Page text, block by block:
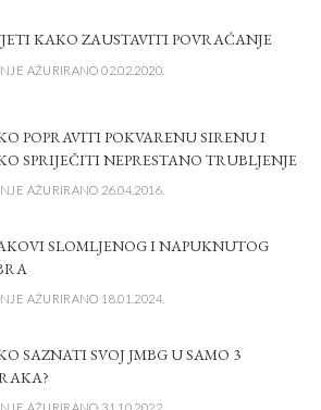
KAKO ZAUSTAVITI POVRAĆANJE
AŽURIRANO 02.02.2020.
POPRAVITI POKVARENU SIRENU I
SPRIJEČITI NEPRESTANO TRUBLJENJE
AŽURIRANO 26.04.2016.
SLOMLJENOG I NAPUKNUTOG
AŽURIRANO 18.01.2024.
SAZNATI SVOJ JMBG U SAMO 3